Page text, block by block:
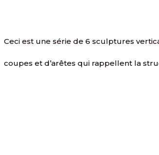
Ceci est une série de 6 sculptures
coupes et d’arêtes qui rappellent la